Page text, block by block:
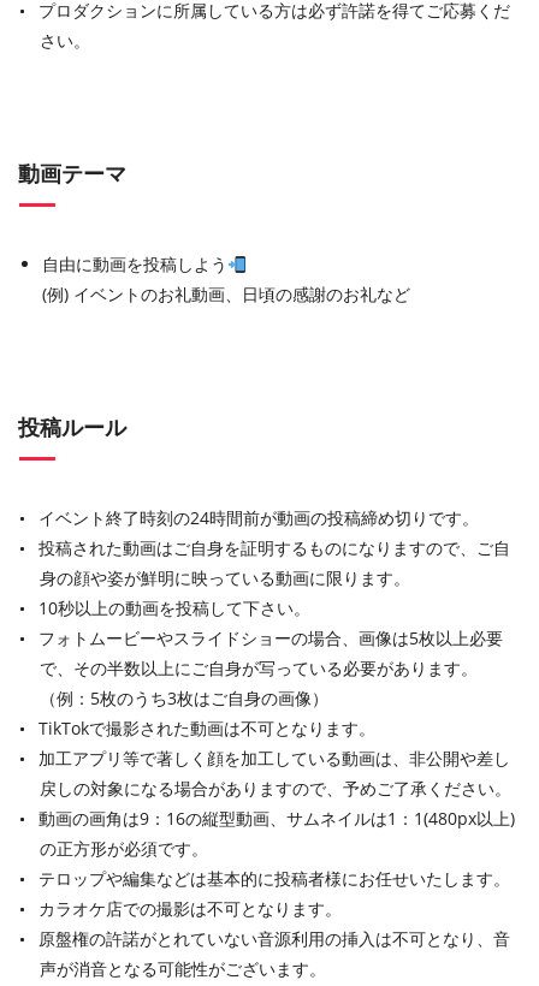
プロダクションに所属している方は必ず許諾を得てご応募くだ
さい。
動画テーマ
自由に動画を投稿しよう
(例) イベントのお礼動画、日頃の感謝のお礼など
投稿ルール
イベント終了時刻の24時間前が動画の投稿締め切りです。
投稿された動画はご自身を証明するものになりますので、ご自
身の顔や姿が鮮明に映っている動画に限ります。
10秒以上の動画を投稿して下さい。
フォトムービーやスライドショーの場合、画像は5枚以上必要
で、その半数以上にご自身が写っている必要があります。
（例：5枚のうち3枚はご自身の画像）
TikTokで撮影された動画は不可となります。
加工アプリ等で著しく顔を加工している動画は、非公開や差し
戻しの対象になる場合がありますので、予めご了承ください。
動画の画角は9：16の縦型動画、サムネイルは1：1(480px以上)
の正方形が必須です。
テロップや編集などは基本的に投稿者様にお任せいたします。
カラオケ店での撮影は不可となります。
原盤権の許諾がとれていない音源利用の挿入は不可となり、音
声が消音となる可能性がございます。